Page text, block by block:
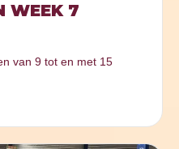
WEEK 7
van 9 tot en met 15